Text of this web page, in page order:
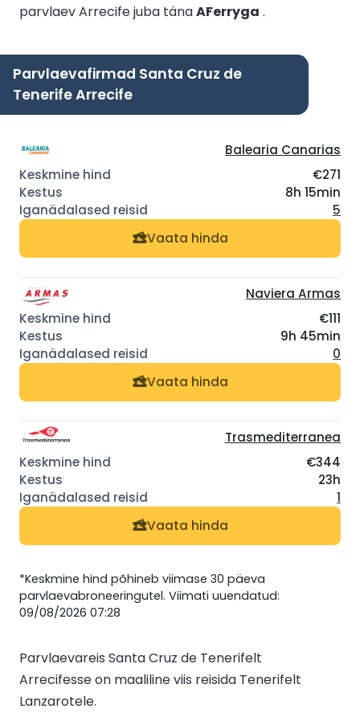
parvlaev Arrecife juba tänaAFerryga .
Parvlaevafirmad Santa Cruz de
Tenerife Arrecife
Balearia Canarias
€271
8h 15min
5
Vaata hinda
Naviera Armas
€111
9h 45min
0
Vaata hinda
Trasmediterranea
€344
23h
1
Vaata hinda
*Keskmine hind põhineb viimase 30 päeva
parvlaevabroneeringutel. Viimati uuendatud:
09/08/2026 07:28
Parvlaevareis Santa Cruz de Tenerifelt
Arrecifesse on maaliline viis reisida Tenerifelt
Lanzarotele.